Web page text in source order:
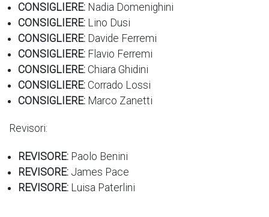
CONSIGLIERE: Nadia Domenighini
CONSIGLIERE: Lino Dusi
CONSIGLIERE: Davide Ferremi
CONSIGLIERE: Flavio Ferremi
CONSIGLIERE: Chiara Ghidini
CONSIGLIERE: Corrado Lossi
CONSIGLIERE: Marco Zanetti
Revisori:
REVISORE: Paolo Benini
REVISORE: James Pace
REVISORE: Luisa Paterlini